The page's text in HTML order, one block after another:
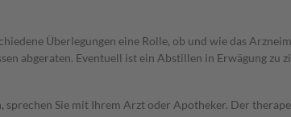
Überlegungen eine Rolle, ob und wie das
abgeraten. Eventuell ist ein Abstillen in Erwägung zu
Sie mit Ihrem Arzt oder Apotheker. Der